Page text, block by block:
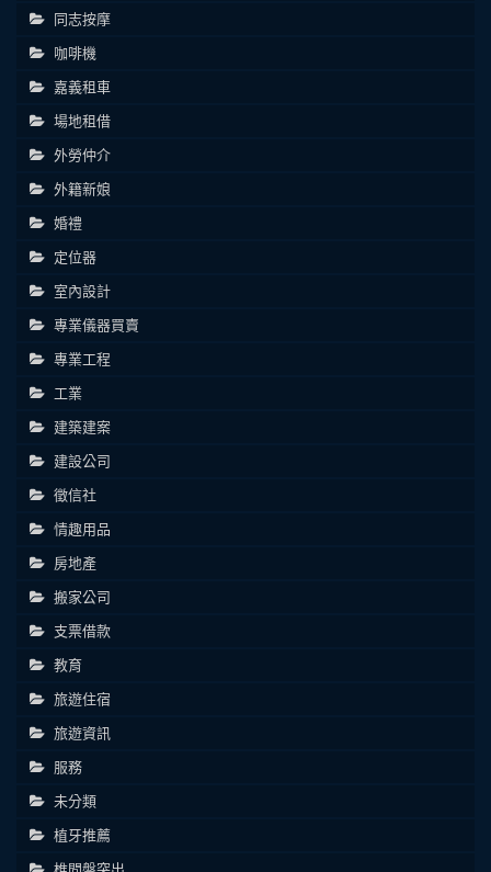
同志按摩
咖啡機
嘉義租車
場地租借
外勞仲介
外籍新娘
婚禮
定位器
室內設計
專業儀器買賣
專業工程
工業
建築建案
建設公司
徵信社
情趣用品
房地產
搬家公司
支票借款
教育
旅遊住宿
旅遊資訊
服務
未分類
植牙推薦